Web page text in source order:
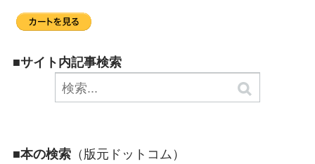
■サイト内記事検索
■本の検索 （版元ドットコム）